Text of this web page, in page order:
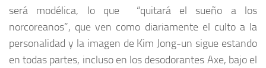
será modélica, lo que “quitará el sueño a los
norcoreanos”, que ven como diariamente el culto a la
personalidad y la imagen de Kim Jong-un sigue estando
en todas partes, incluso en los desodorantes Axe, bajo el